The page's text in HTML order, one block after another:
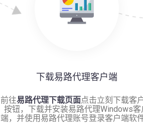
下载易路代理客户端
前往易路代理下载页面点击立刻下载客
按钮，下载并安装易路代理Windows客
端，并使用易路代理账号登录客户端软件